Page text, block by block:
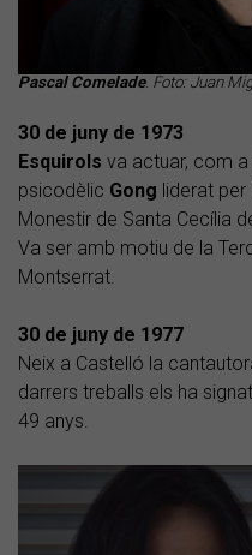
Pascal Comelade. Foto: Juan
30 de juny de 1973
Esquirols va actuar, com
psicodèlic Gong liderat per
Monestir de Santa Cecília
Va ser amb motiu de la
Montserrat.
30 de juny de 1977
Neix a Castelló la
darrers treballs els ha
49 anys.